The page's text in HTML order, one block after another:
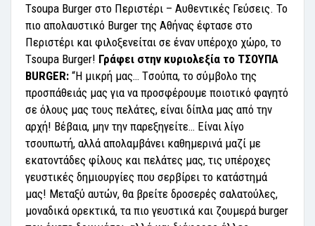
Tsoupa Burger στο Περιστέρι – Αυθεντικές Γεύσεις. Το
πιο απολαυστικό Burger της Αθήνας έφτασε στο
Περιστέρι και φιλοξενείται σε έναν υπέροχο χώρο, το
Tsoupa Burger! Γράφει στην κυριολεξία το ΤΣΟΥΠΑ
BURGER: “Η μικρή μας… Tσούπα, το σύμβολο της
προσπάθειάς μας για να προσφέρουμε ποιοτικό φαγητό
σε όλους μας τους πελάτες, είναι δίπλα μας από την
αρχή! Βέβαια, μην την παρεξηγείτε… Είναι λίγο
τσουπωτή, αλλά απολαμβάνει καθημερινά μαζί με
εκατοντάδες φίλους και πελάτες μας, τις υπέροχες
γευστικές δημιουργίες που σερβίρει το κατάστημά
μας! Μεταξύ αυτών, θα βρείτε δροσερές σαλατούλες,
μοναδικά ορεκτικά, τα πιο γευστικά και ζουμερά burger